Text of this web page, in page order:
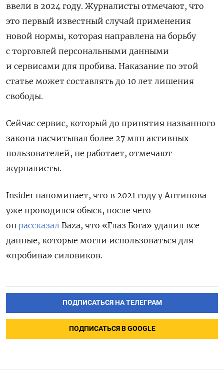
ввели в 2024 году. Журналисты отмечают, что
это первый известный случай применения
новой нормы, которая направлена на борьбу
с торговлей персональными данными
и сервисами для пробива. Наказание по этой
статье может составлять до 10 лет лишения
свободы.
Сейчас сервис, который до принятия названного
закона насчитывал более 27 млн активных
пользователей, не работает, отмечают
журналисты.
Insider напоминает, что в 2021 году у Антипова
уже проводился обыск, после чего
он рассказал Baza, что «Глаз Бога» удалил все
данные, которые могли использоваться для
«пробива» силовиков.
ПОДПИСАТЬСЯ НА ТЕЛЕГРАМ
ПОДПИСАТЬСЯ В GOOGLE